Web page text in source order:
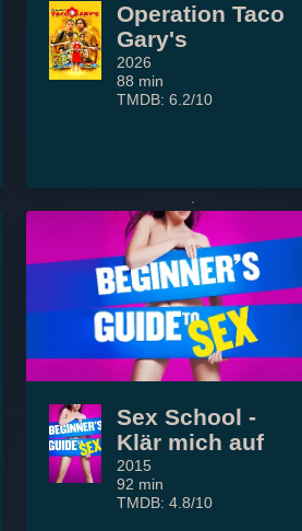
Operation Taco
Gary's
2026
88 min
TMDB: 6.2/10
Sex School -
Klär mich auf
2015
92 min
TMDB: 4.8/10